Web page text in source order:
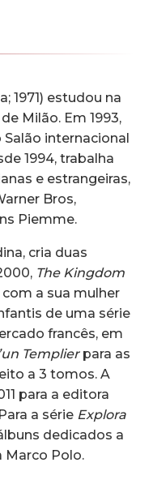
1971) estudou na
Milão. Em 1993,
internacional
1994, trabalha
e estrangeiras,
Bros,
Piemme.
cria duas
The Kingdom
a sua mulher
de uma série
francês, em
Templier para as
a 3 tomos. A
para a editora
a série Explora
dedicados a
Marco Polo.